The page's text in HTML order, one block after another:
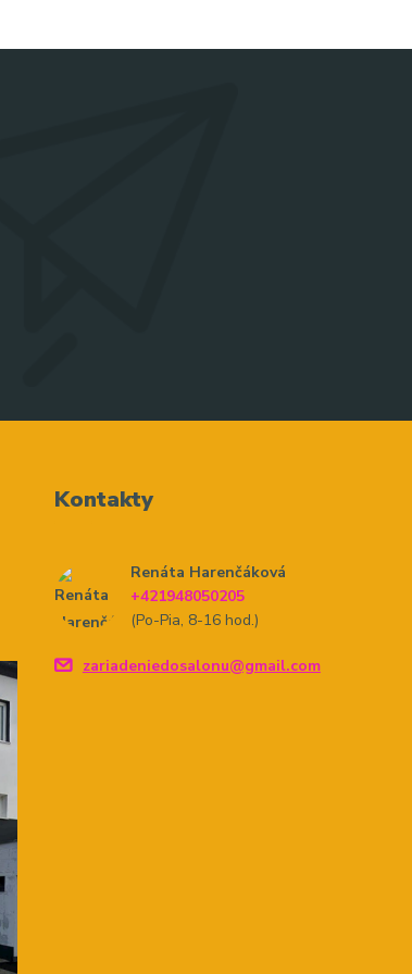
Kontakty
Renáta Harenčáková
+421948050205
(Po-Pia, 8-16 hod.)
zariadeniedosalonu@gmail.com